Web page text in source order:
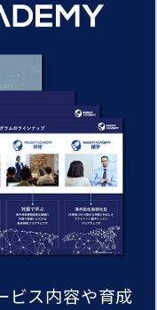
ビス内容や育成